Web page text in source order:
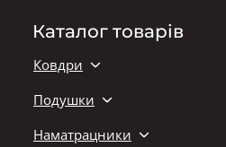
Каталог товарів
Ковдри
Подушки
Наматрацники